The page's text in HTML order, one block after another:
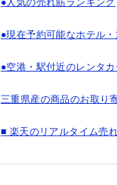
●現在予約可能なホテル・
●空港・駅付近のレンタ
三重県産の商品のお取り
■ 楽天のリアルタイム売